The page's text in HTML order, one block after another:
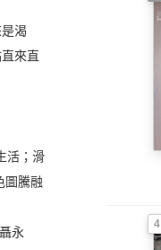
渴
來直
活；滑
圖騰融
永
4